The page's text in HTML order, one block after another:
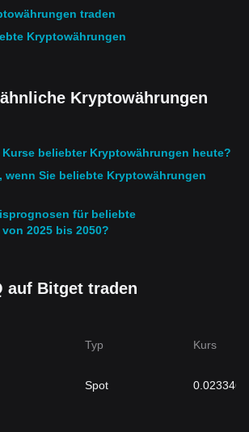
traden
Kryptowährungen
Kryptowährungen
beliebter Kryptowährungen heute?
wenn Sie beliebte Kryptowährungen
für beliebte
2025 bis 2050?
auf Bitget traden
Typ Kurs
Spot 0.0233461